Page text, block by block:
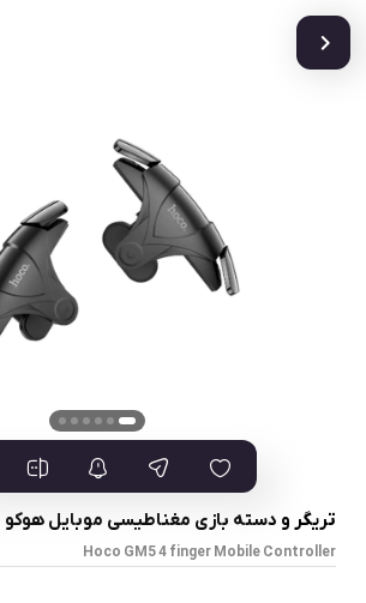
تریگر و دسته بازی مغناطیسی موبایل هوکو Hoco GM5
Hoco GM5 4 finger Mobile Controller